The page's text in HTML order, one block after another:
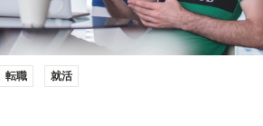
転職 就活